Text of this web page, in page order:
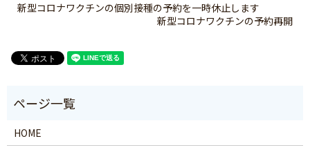
新型コロナワクチンの個別接種の予約を一時休止します
新型コロナワクチンの予約再開
HOME